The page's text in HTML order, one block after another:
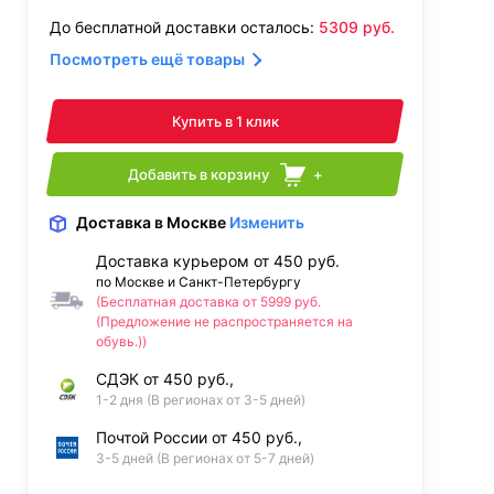
До бесплатной доставки осталось: 5309 руб.
Посмотреть ещё товары
Купить в 1 клик
Добавить в корзину +
Доставка в Москве Изменить
Доставка курьером от 450 руб.
по Москве и Санкт-Петербургу
(Бесплатная доставка от 5999 руб.
(Предложение не распространяется на
обувь.))
СДЭК от 450 руб.,
1-2 дня (В регионах от 3-5 дней)
Почтой России от 450 руб.,
3-5 дней (В регионах от 5-7 дней)